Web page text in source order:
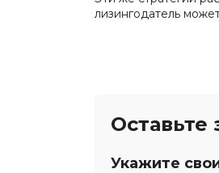
лизингодатель
Оставьте
Укажите